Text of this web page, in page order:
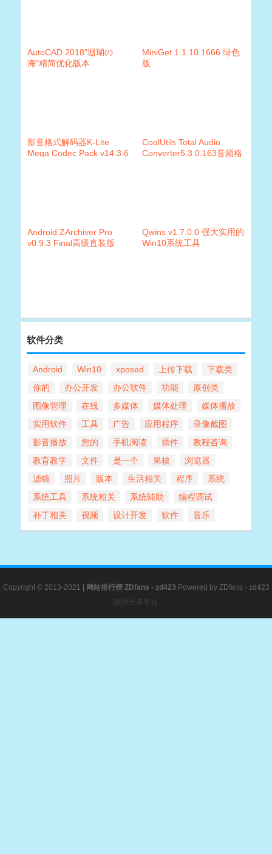
AutoCAD 2018“珊瑚の
海”精简优化版本
MiniGet 1.1.10.1666 绿色
版
影音格式解码器K-Lite
Mega Codec Pack v14.3.6
CoolUtils Total Audio
Converter5.3.0.163音频格
Android ZArchiver Pro
v0.9.3 Final高级直装版
Qwins v1.7.0.0 强大实用的
Win10系统工具
软件分类
Android Win10 xposed 上传下载
下载类
你的
办公开发 办公软件 功能
原创类
图像管理
在线 多媒体 媒体处理
媒体播放
实用软件
工具 广告 应用程序
录像截图
影音播放
您的 手机阅读 插件
教程咨询
教育教学
文件 是一个 果核
浏览器
滤镜
照片 版本 生活相关 程序
系统
系统工具
系统相关 系统辅助
编程调试
补丁相关
视频 设计开发 软件 音乐
Copyright © 2013-2021 网站排行榜ZDfans - zd423 Powered by ZDfans - zd423
软件分享平台